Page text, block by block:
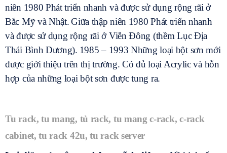
niên 1980 Phát triển nhanh và được sử dụng rộng rãi ở
Bắc Mỹ và Nhật. Giữa thập niên 1980 Phát triển nhanh
và được sử dụng rộng rãi ở Viễn Đông (thềm Lục Địa
Thái Bình Dương). 1985 – 1993 Những loại bột sơn mới
được giới thiệu trên thị trường. Có đủ loại Acrylic và hỗn
hợp của những loại bột sơn được tung ra.
Tu rack, tu mang, tủ rack, tu mang c-rack, c-rack
cabinet, tu rack 42u, tu rack server